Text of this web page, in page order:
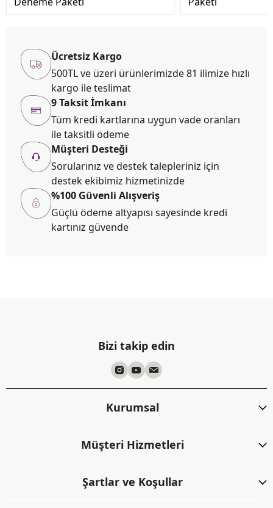
Ücretsiz Kargo
500TL ve üzeri ürünlerimizde 81 ilimize hızlı
kargo ile teslimat
9 Taksit İmkanı
Tüm kredi kartlarına uygun vade oranları
ile taksitli ödeme
Müşteri Desteği
Sorularınız ve destek talepleriniz için
destek ekibimiz hizmetinizde
%100 Güvenli Alışveriş
Güçlü ödeme altyapısı sayesinde kredi
kartınız güvende
Bizi takip edin
Kurumsal
Müşteri Hizmetleri
Şartlar ve Koşullar